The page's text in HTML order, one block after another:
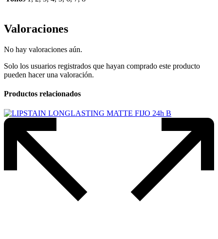
Valoraciones
No hay valoraciones aún.
Solo los usuarios registrados que hayan comprado este producto
pueden hacer una valoración.
Productos relacionados